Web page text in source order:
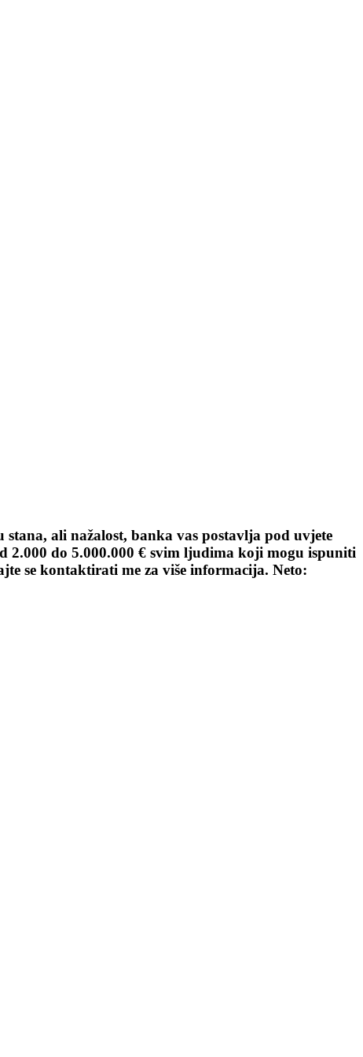
ali nažalost, banka vas postavlja pod uvjete
2.000 do 5.000.000 € svim ljudima koji mogu ispuniti
se kontaktirati me za više informacija. Neto: